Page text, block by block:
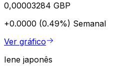
0,00003284 GBP
+0.0000 (0.49%) Semanal
Ver gráfico
Iene japonês